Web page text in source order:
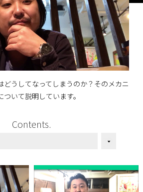
どうしてなってしまうのか？そのメカニ
ついて説明しています。
Contents.